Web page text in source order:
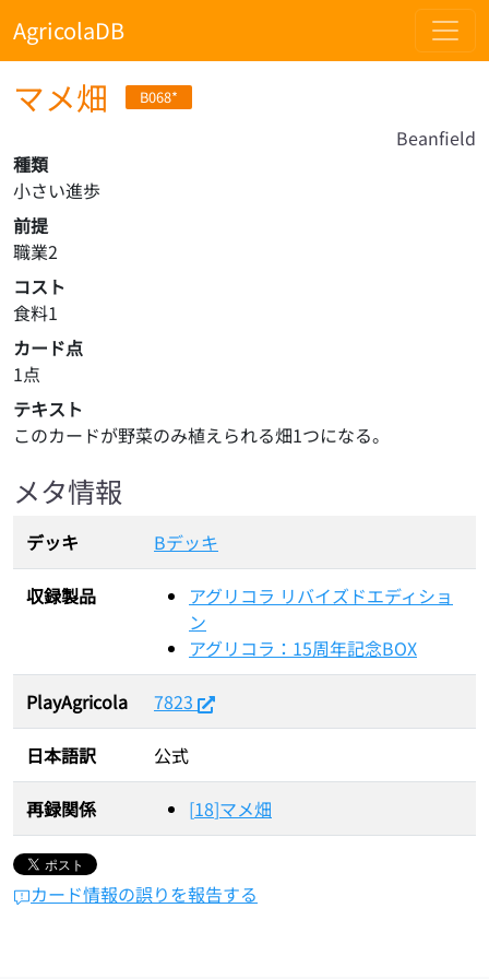
AgricolaDB
マメ畑 B068*
Beanfield
種類
小さい進歩
前提
職業2
コスト
食料1
カード点
1点
テキスト
このカードが野菜のみ植えられる畑1つになる。
メタ情報
デッキ Bデッキ
収録製品
アグリコラ リバイズドエディショ
ン
アグリコラ：15周年記念BOX
PlayAgricola 7823
日本語訳 公式
再録関係 [18]マメ畑
カード情報の誤りを報告する